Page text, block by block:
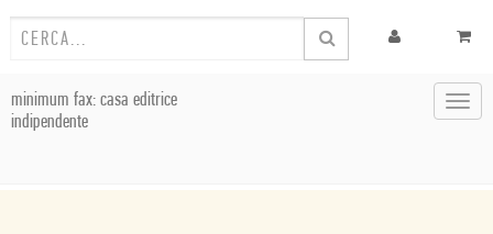
minimum fax: casa editrice
indipendente